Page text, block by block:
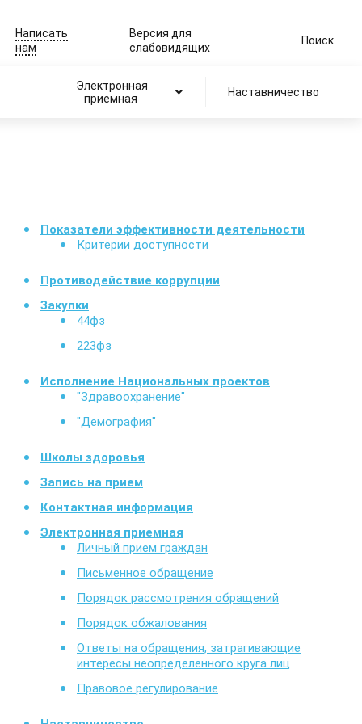
Написать
нам
Версия для
слабовидящих
Поиск
Электронная
приемная
Наставничество
Показатели эффективности деятельности
Критерии доступности
Противодействие коррупции
Закупки
44фз
223фз
Исполнение Национальных проектов
"Здравоохранение"
"Демография"
Школы здоровья
Запись на прием
Контактная информация
Электронная приемная
Личный прием граждан
Письменное обращение
Порядок рассмотрения обращений
Порядок обжалования
Ответы на обращения, затрагивающие
интересы неопределенного круга лиц
Правовое регулирование